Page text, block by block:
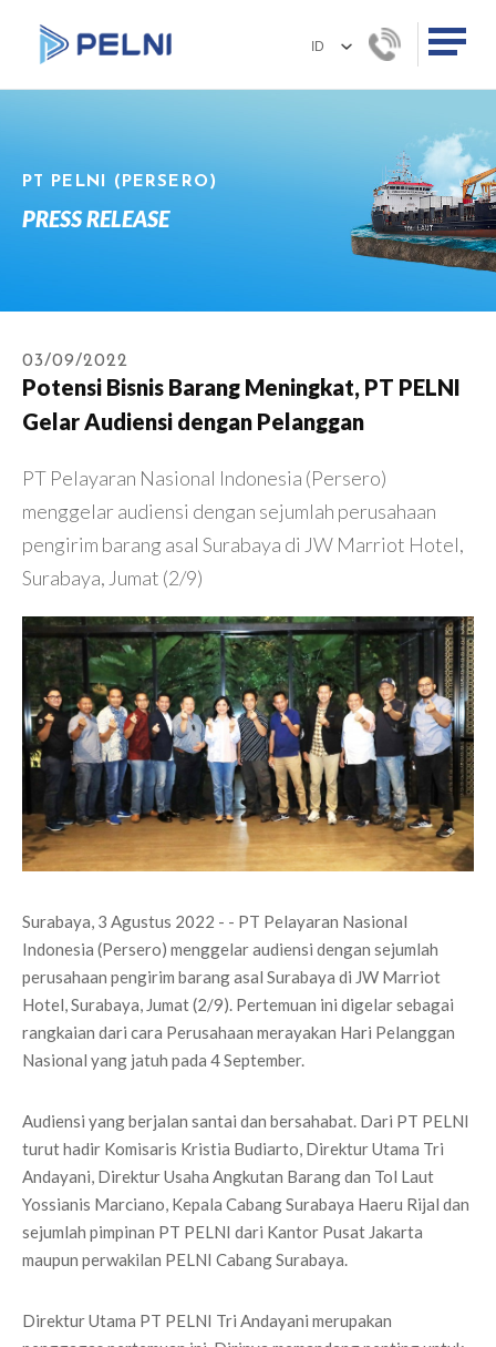
PT PELNI (PERSERO)
PRESS RELEASE
03/09/2022
Potensi Bisnis Barang Meningkat, PT PELNI
Gelar Audiensi dengan Pelanggan
PT Pelayaran Nasional Indonesia (Persero)
menggelar audiensi dengan sejumlah perusahaan
pengirim barang asal Surabaya di JW Marriot Hotel,
Surabaya, Jumat (2/9)
Surabaya, 3 Agustus 2022 - - PT Pelayaran Nasional
Indonesia (Persero) menggelar audiensi dengan sejumlah
perusahaan pengirim barang asal Surabaya di JW Marriot
Hotel, Surabaya, Jumat (2/9). Pertemuan ini digelar sebagai
rangkaian dari cara Perusahaan merayakan Hari Pelanggan
Nasional yang jatuh pada 4 September.
Audiensi yang berjalan santai dan bersahabat. Dari PT PELNI
turut hadir Komisaris Kristia Budiarto, Direktur Utama Tri
Andayani, Direktur Usaha Angkutan Barang dan Tol Laut
Yossianis Marciano, Kepala Cabang Surabaya Haeru Rijal dan
sejumlah pimpinan PT PELNI dari Kantor Pusat Jakarta
maupun perwakilan PELNI Cabang Surabaya.
Direktur Utama PT PELNI Tri Andayani merupakan